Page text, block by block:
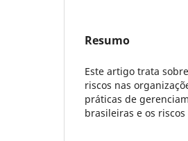
Resumo
Este artigo trata
riscos nas
práticas de
brasileiras e os